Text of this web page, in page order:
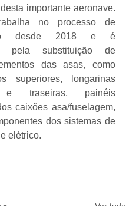
importante aeronave.
no processo de
desde 2018 e é
pela substituição de
das asas, como
superiores, longarinas
e traseiras, painéis
caixões asa/fuselagem,
dos sistemas de
elétrico.
Ver tudo